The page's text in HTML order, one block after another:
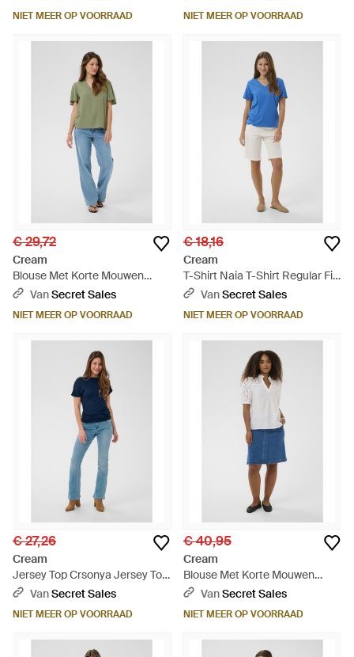
NIET MEER OP VOORRAAD NIET MEER OP VOORRAAD
€ 29,72
Cream
Blouse Met Korte Mouwen
Crloma Blouse Met Korte
VanSecret Sales
NIET MEER OP VOORRAAD
€ 18,16
Cream
T-Shirt Naia T-Shirt Regular Fit
- Blauw
VanSecret Sales
NIET MEER OP VOORRAAD
€ 27,26
Cream
Jersey Top Crsonya Jersey Top
Slim Fit - Blauw
VanSecret Sales
NIET MEER OP VOORRAAD
€ 40,95
Cream
Blouse Met Korte Mouwen
Crliselin Blouse Met Korte
VanSecret Sales
NIET MEER OP VOORRAAD